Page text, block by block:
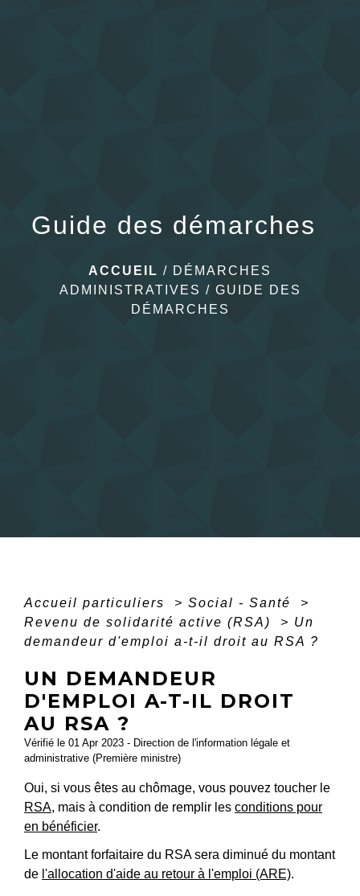
Guide des démarches
ACCUEIL / DÉMARCHES
ADMINISTRATIVES / GUIDE DES
DÉMARCHES
Accueil particuliers > Social - Santé
>
Revenu de solidarité active (RSA)
> Un
demandeur d'emploi a-t-il droit au RSA ?
UN DEMANDEUR
D'EMPLOI A-T-IL DROIT
AU RSA ?
Vérifié le 01 Apr 2023 - Direction de l'information légale et
administrative (Première ministre)
Oui, si vous êtes au chômage, vous pouvez toucher le
RSA, mais à condition de remplir les conditions pour
en bénéficier.
Le montant forfaitaire du RSA sera diminué du montant
de l'allocation d'aide au retour à l'emploi (ARE).